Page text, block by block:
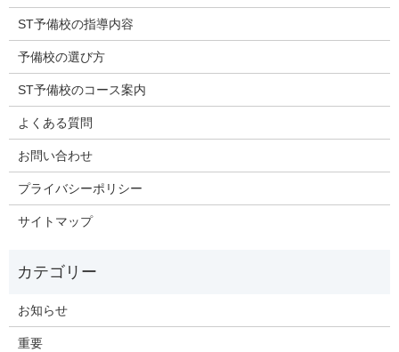
ST予備校の指導内容
予備校の選び方
ST予備校のコース案内
よくある質問
お問い合わせ
プライバシーポリシー
サイトマップ
お知らせ
重要